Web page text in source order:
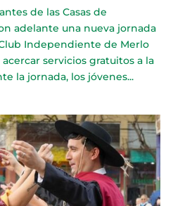
de las Casas de
adelante una nueva jornada
Independiente de Merlo
servicios gratuitos a la
la jornada, los jóvenes...